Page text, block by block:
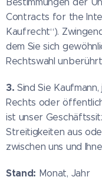
Contracts for the
Kaufrecht“).
dem Sie sich
Rechtswahl
3. Sind Sie
Rechts oder
ist unser
Streitigkeiten aus
zwischen uns und
Stand: Monat, Jahr